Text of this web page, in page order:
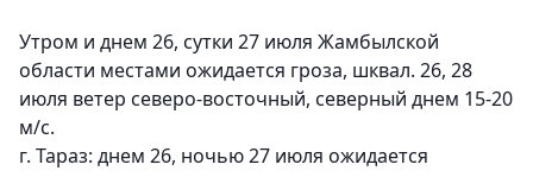
Утром и днем 26, сутки 27 июля Жамбылской
области местами ожидается гроза, шквал. 26, 28
июля ветер северо-восточный, северный днем 15-20
м/с.
г. Тараз: днем 26, ночью 27 июля ожидается